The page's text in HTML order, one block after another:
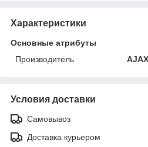
Характеристики
Основные атрибуты
Производитель
AJAX
Условия доставки
Самовывоз
Доставка курьером